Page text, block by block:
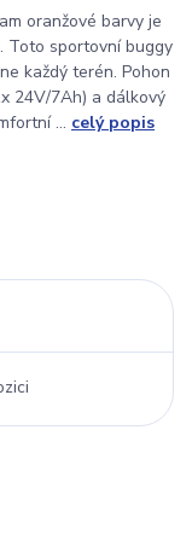
oranžové barvy je
Toto sportovní buggy
každý terén. Pohon
24V/7Ah) a dálkový
... celý popis